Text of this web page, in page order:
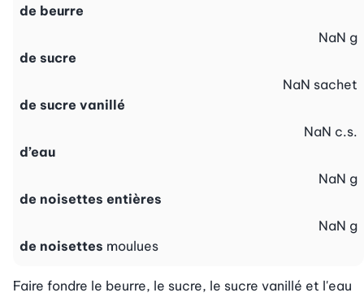
de beurre
de sucre
NaN g
de sucre vanillé
NaN sachet
d’eau
NaN c.s.
de noisettes entières
NaN g
de noisettes moulues
NaN g
Faire fondre le beurre, le sucre, le sucre vanillé et l'eau